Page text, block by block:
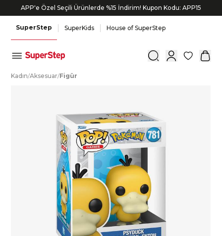
APP'e Özel Seçili Ürünlerde %15 İndirim! Kupon Kodu: APP15
SuperStep SuperKids House of SuperStep
0
Kadın/Aksesuar/Figür